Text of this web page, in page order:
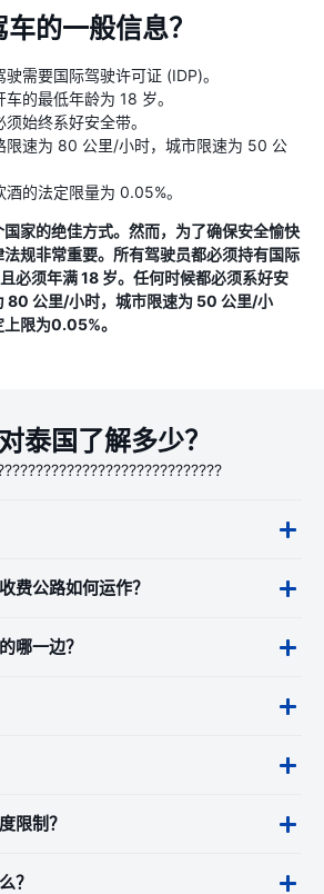
的一般信息？
驶需要国际驾驶许可证 (IDP)。
车的最低年龄为 18 岁。
始终系好安全带。
限速为 80 公里/小时，城市限速为 50 公
酒的法定限量为 0.05%。
家的绝佳方式。然而，为了确保安全愉快
规非常重要。所有驾驶员都必须持有国际
必须年满 18 岁。任何时候都必须系好安
80 公里/小时，城市限速为 50 公里/小
限为0.05%。
泰国了解多少？
费公路如何运作？
哪一边？
限制？
？